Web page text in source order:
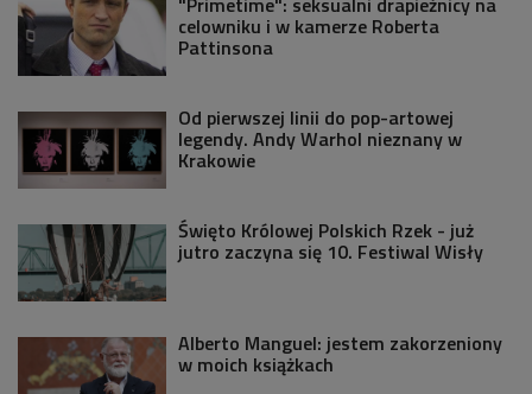
celowniku i w kamerze Roberta
Pattinsona
Od pierwszej linii do pop-artowej
legendy. Andy Warhol nieznany w
Krakowie
Święto Królowej Polskich Rzek - już
jutro zaczyna się 10. Festiwal Wisły
Alberto Manguel: jestem zakorzeniony
w moich książkach